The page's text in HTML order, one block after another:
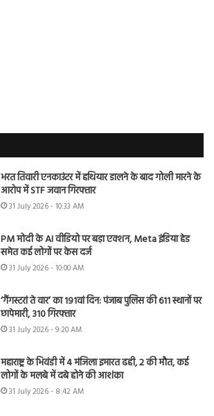
भरत तिवारी एनकाउंटर में हथियार डालने के बाद गोली मारने के
आरोप में STF जवान गिरफ्तार
31 July 2026 - 10:33 AM
PM मोदी के AI वीडियो पर बड़ा एक्शन, Meta इंडिया हेड
समेत कई लोगों पर केस दर्ज
31 July 2026 - 10:00 AM
‘गैंगस्टरां ते वार’ का 191वां दिन: पंजाब पुलिस की 611 स्थानों पर
छापेमारी, 310 गिरफ्तार
31 July 2026 - 9:20 AM
महाराष्ट्र के भिवंडी में 4 मंजिला इमारत ढही, 2 की मौत, कई
लोगों के मलबे में दबे होने की आशंका
31 July 2026 - 8:42 AM